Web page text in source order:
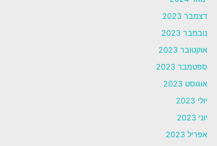
דצמבר 2023
נובמבר 2023
אוקטובר 2023
ספטמבר 2023
אוגוסט 2023
יולי 2023
יוני 2023
אפריל 2023